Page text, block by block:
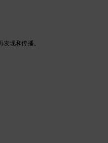
现和传播。